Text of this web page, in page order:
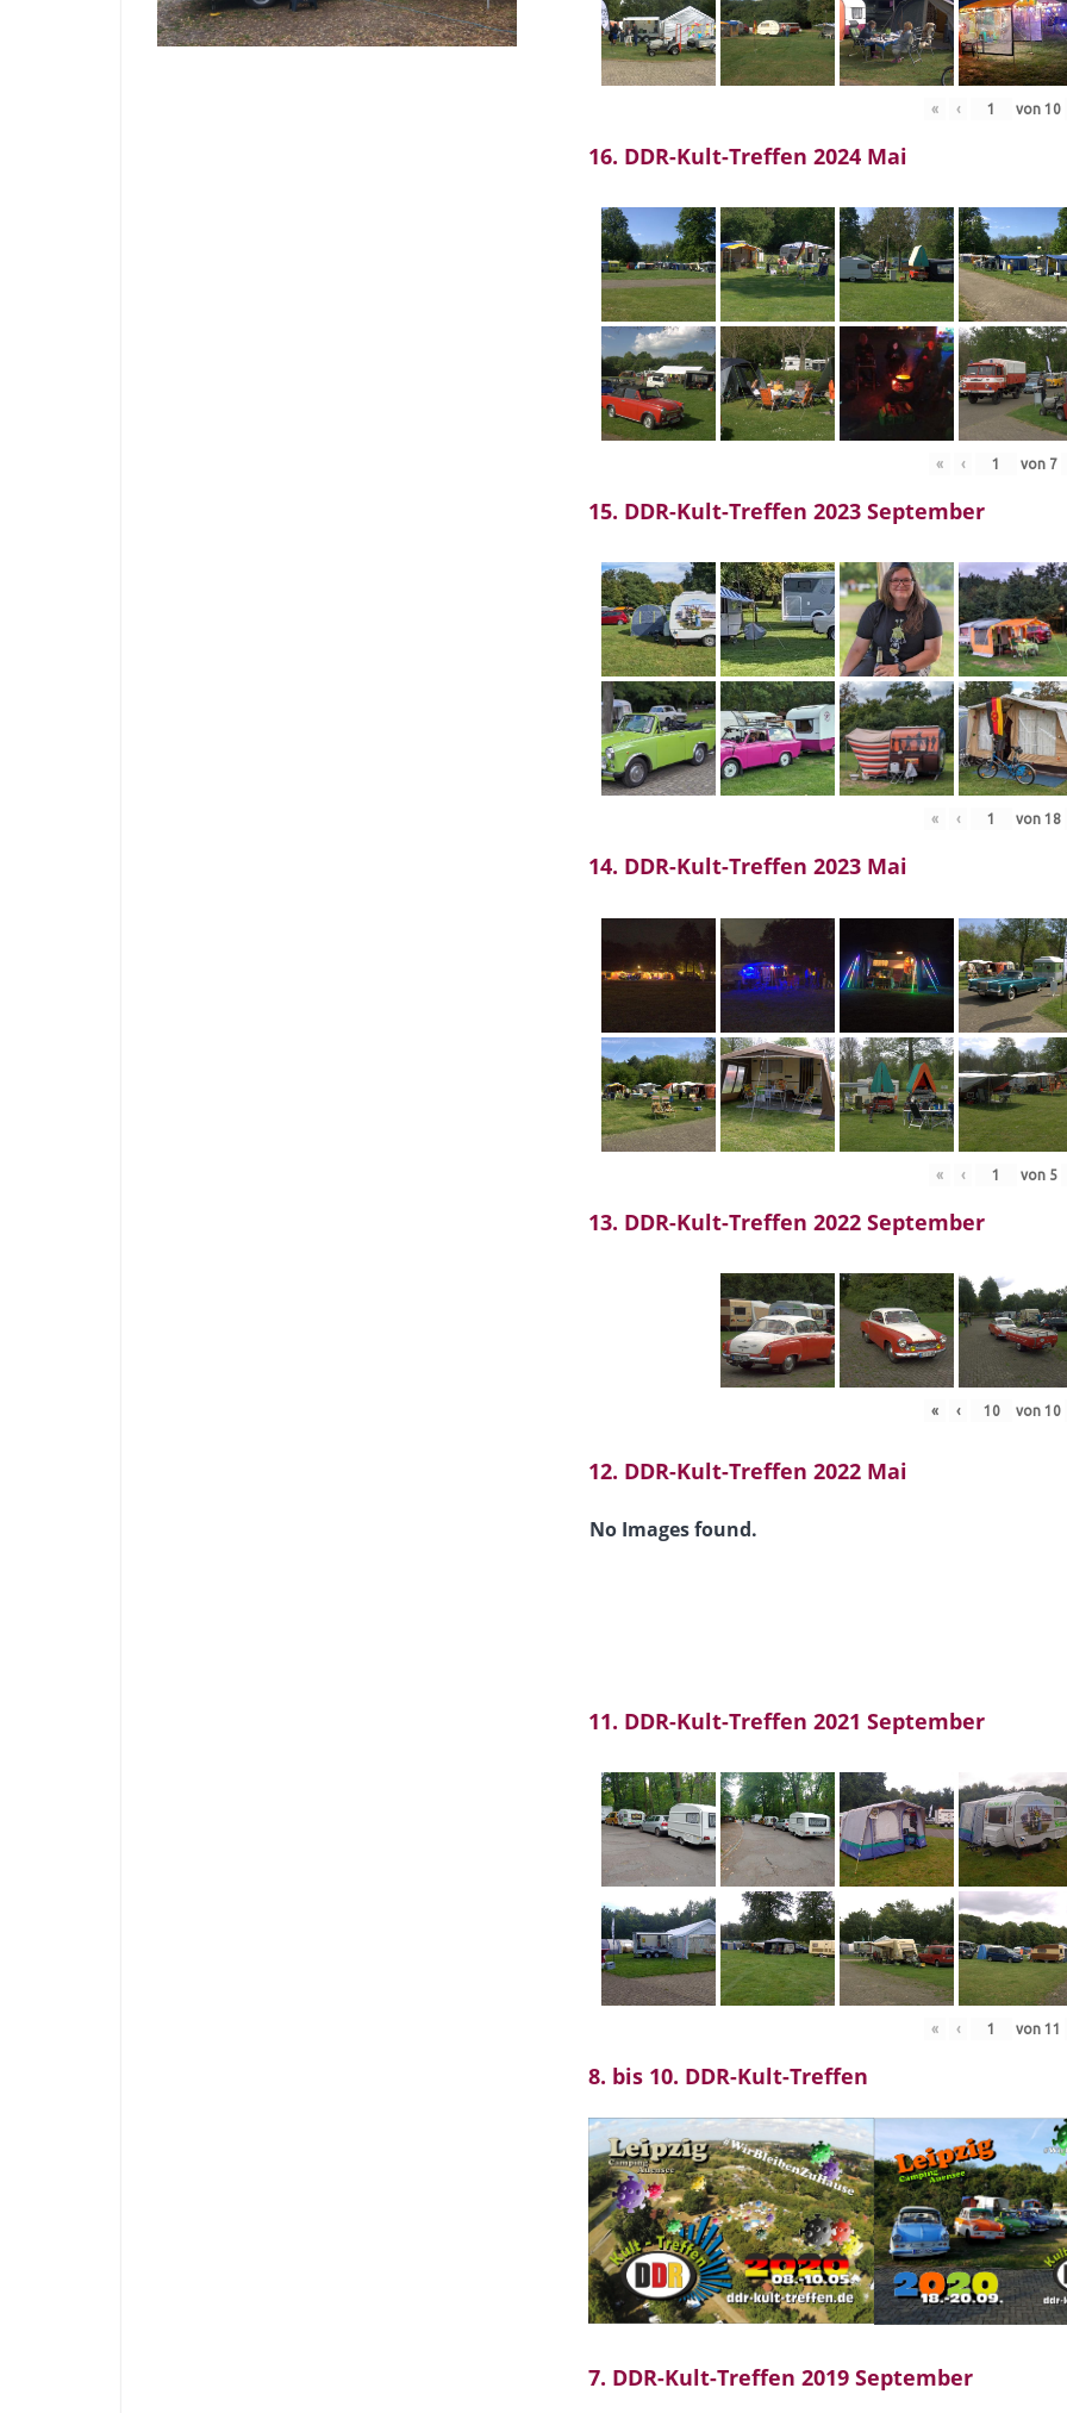
« ‹ von10
16. DDR-Kult-Treffen 2024 Mai
« ‹ von 7
15. DDR-Kult-Treffen 2023 September
« ‹ von18
14. DDR-Kult-Treffen 2023 Mai
« ‹ von 5
13. DDR-Kult-Treffen 2022 September
« ‹ von10
12. DDR-Kult-Treffen 2022 Mai
No Images found.
11. DDR-Kult-Treffen 2021 September
« ‹ von11
8. bis 10. DDR-Kult-Treffen
7. DDR-Kult-Treffen 2019 September